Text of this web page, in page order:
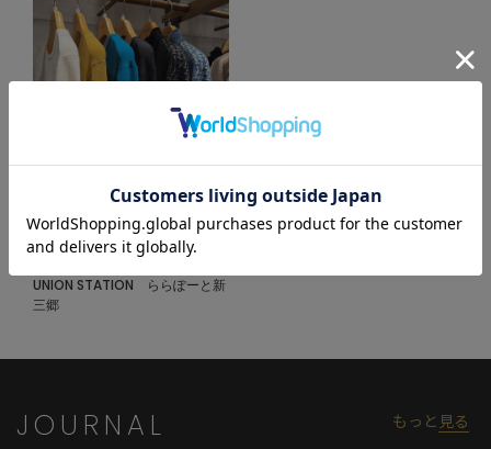
ニットコレクション
UNION STATION ららぽーと新
三郷
JOURNAL もっと 見る